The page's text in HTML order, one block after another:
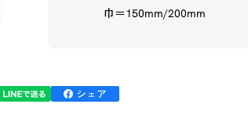
巾＝150mm/200mm